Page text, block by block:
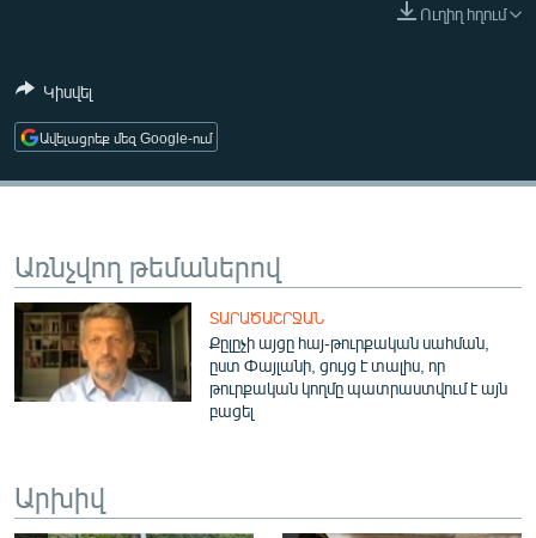
ՄԵԿՆԱԲԱՆՈՒԹՅՈՒՆ
ՏՏ ԵՒ ԻՆՏԵՐՆԵՏ
ԲԱՆԱՎԵՃ
ՁԳՏԵԼՈՎ ԼԱՎԱԳՈՒՅՆԻՆ
ՓՈԴՔԱՍԹ
English
Русский
Ուղիղ հղում
Կիսվել
Ավելացրեք մեզ Google-ում
Առնչվող թեմաներով
ՏԱՐԱԾԱՇՐՋԱՆ
Քըլըչի այցը հայ-թուրքական սահման,
ըստ Փայլանի, ցույց է տալիս, որ
թուրքական կողմը պատրաստվում է այն
բացել
Արխիվ